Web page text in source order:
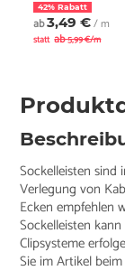
42% Rabatt
ab3,49 €/ m
statt ab5,99 €/m
Sockelleisten sind
Verlegung von
Ecken empfehlen
Sockelleisten
Clipsysteme
Sie im Artikel